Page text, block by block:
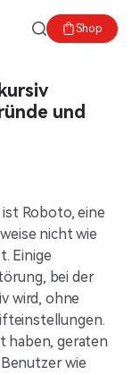
Shop
und
Roboto, eine
nicht wie
Einige
bei der
wird, ohne
haben, geraten
wie